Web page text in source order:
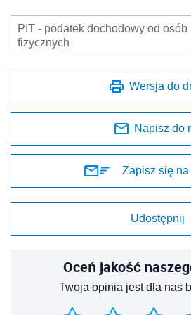
PIT - podatek dochodowy od osób
fizycznych
Wersja do
Napisz do
Zapisz się
Udostępnij
Oceń jakość
Twoja opinia jest dla nas